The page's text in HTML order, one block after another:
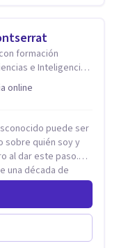
formación
e Inteligencia
online
puede ser
sobre quién soy y
al dar este paso.
una década de
artículos y
dato curioso: he
mano lo que
y empezar de